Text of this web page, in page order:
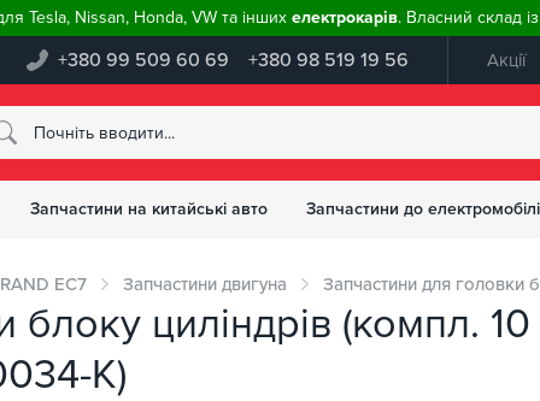
Tesla, Nissan, Honda, VW та інших електрокарів. Власний склад
+380 99 509 60 69 +380 98 519 19 56 Акції
Запчастини на китайські авто Запчастини до
EC7 Запчастини двигуна Запчастини для головки
блоку циліндрів (компл.
K)